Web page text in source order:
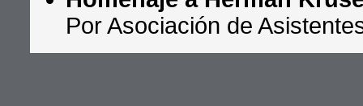
Por Asociación de